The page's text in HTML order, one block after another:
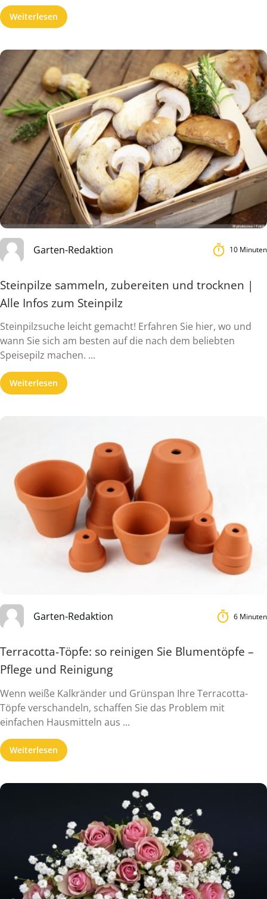
Weiterlesen
Garten-Redaktion 10 Minuten
Steinpilze sammeln, zubereiten und trocknen |
Alle Infos zum Steinpilz
Steinpilzsuche leicht gemacht! Erfahren Sie hier, wo und
wann Sie sich am besten auf die nach dem beliebten
Speisepilz machen. ...
Weiterlesen
Garten-Redaktion 6 Minuten
Terracotta-Töpfe: so reinigen Sie Blumentöpfe –
Pflege und Reinigung
Wenn weiße Kalkränder und Grünspan Ihre Terracotta-
Töpfe verschandeln, schaffen Sie das Problem mit
einfachen Hausmitteln aus ...
Weiterlesen